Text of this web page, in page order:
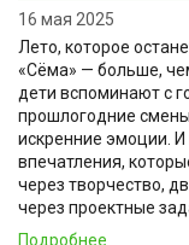
16 мая 2025
Лето, которое
«Сёма» — больше,
дети вспоминают с
прошлогодние
искренние эмоции. И
впечатления,
через творчество,
через проектные
Подробнее